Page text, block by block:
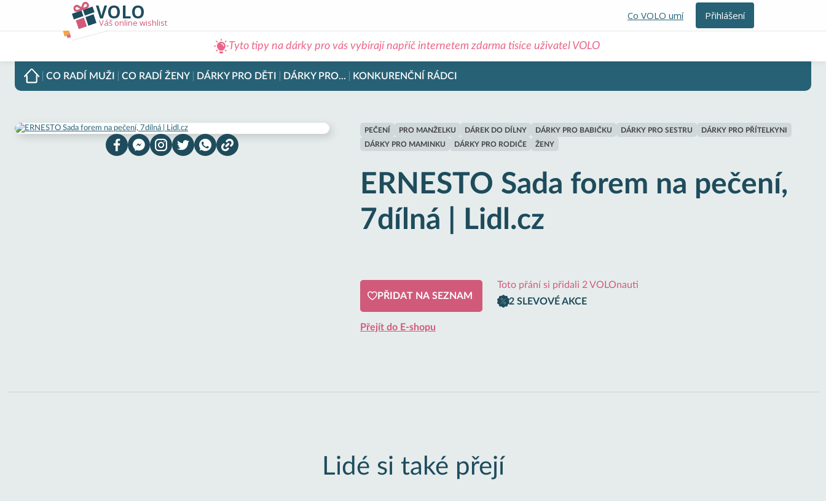
VOLO
Váš online wishlist
Co VOLO umí Přihlášení
Tyto tipy na dárky pro vás vybírají napříč internetem zdarma tisíce uživatel VOLO
CO RADÍ MUŽI CO RADÍ ŽENY DÁRKY PRO DĚTI DÁRKY PRO... KONKURENČNÍ RÁDCI
PEČENÍ PRO MANŽELKU DÁREK DO DÍLNY DÁRKY PRO BABIČKU DÁRKY PRO SESTRU
DÁRKY PRO PŘÍTELKYNI
DÁRKY PRO MAMINKU
DÁRKY PRO RODIČE ŽENY
ERNESTO Sada forem na pečení,
7dílná | Lidl.cz
PŘIDAT NA SEZNAM
Toto přání si přidali 2 VOLOnauti
2 SLEVOVÉ AKCE
Přejít do E-shopu
Lidé si také přejí